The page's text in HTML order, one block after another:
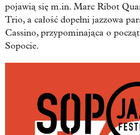
pojawią się m.in. Marc Ribot
Trio, a całość dopełni jazzowa
Cassino, przypominająca o
Sopocie.